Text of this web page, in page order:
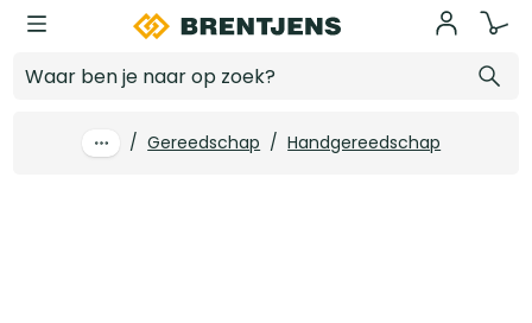
Ga naar hoofdinhoud
/ Gereedschap / Handgereedschap
Log in voor prijzen